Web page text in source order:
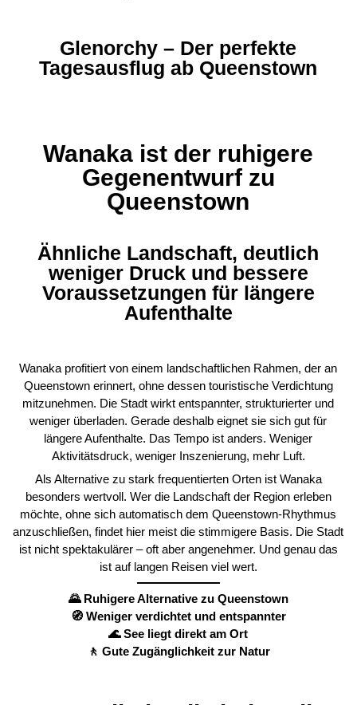
Glenorchy – Der perfekte
Tagesausflug ab Queenstown
Wanaka ist der ruhigere
Gegenentwurf zu
Queenstown
Ähnliche Landschaft, deutlich
weniger Druck und bessere
Voraussetzungen für längere
Aufenthalte
Wanaka profitiert von einem landschaftlichen Rahmen, der an
Queenstown erinnert, ohne dessen touristische Verdichtung
mitzunehmen. Die Stadt wirkt entspannter, strukturierter und
weniger überladen. Gerade deshalb eignet sie sich gut für
längere Aufenthalte. Das Tempo ist anders. Weniger
Aktivitätsdruck, weniger Inszenierung, mehr Luft.
Als Alternative zu stark frequentierten Orten ist Wanaka
besonders wertvoll. Wer die Landschaft der Region erleben
möchte, ohne sich automatisch dem Queenstown-Rhythmus
anzuschließen, findet hier meist die stimmigere Basis. Die Stadt
ist nicht spektakulärer – oft aber angenehmer. Und genau das
ist auf langen Reisen viel wert.
🌄 Ruhigere Alternative zu Queenstown
🧭 Weniger verdichtet und entspannter
🌊 See liegt direkt am Ort
🚶 Gute Zugänglichkeit zur Natur